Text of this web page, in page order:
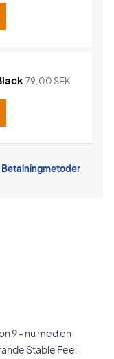
79,00 SEK
Betalningmetoder
9 - nu med en
Stable Feel-